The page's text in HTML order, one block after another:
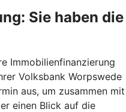
Sie haben die
Immobilienfinanzierung
Volksbank Worpswede
aus, um zusammen mit
einen Blick auf die